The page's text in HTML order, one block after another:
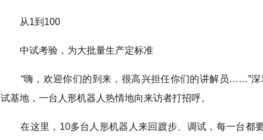
从1到100
中试考验，为大批量生产定标准
“嗨，欢迎你们的到来，很高兴担任你们的讲解员……”深
试基地，一台人形机器人热情地向来访者打招呼。
在这里，10多台人形机器人来回踱步、调试，每一台都